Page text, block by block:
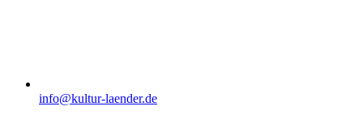
info@kultur-laender.de